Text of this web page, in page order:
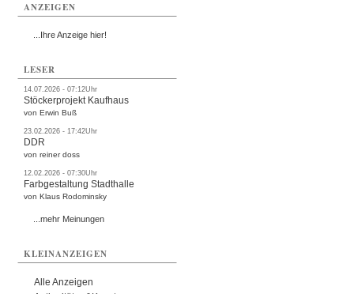
ANZEIGEN
...Ihre Anzeige hier!
LESER
14.07.2026 - 07:12Uhr
Stöckerprojekt Kaufhaus
von Erwin Buß
23.02.2026 - 17:42Uhr
DDR
von reiner doss
12.02.2026 - 07:30Uhr
Farbgestaltung Stadthalle
von Klaus Rodominsky
...mehr Meinungen
KLEINANZEIGEN
Alle Anzeigen